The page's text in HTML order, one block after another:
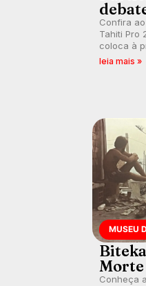
Confira
Tahiti Pro
coloca à
surfistas
leia mais »
MUSEU
Morte
Conheça